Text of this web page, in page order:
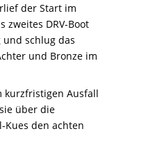
der Start im
zweites DRV-Boot
schlug das
und Bronze im
kurzfristigen Ausfall
über die
Kues den achten